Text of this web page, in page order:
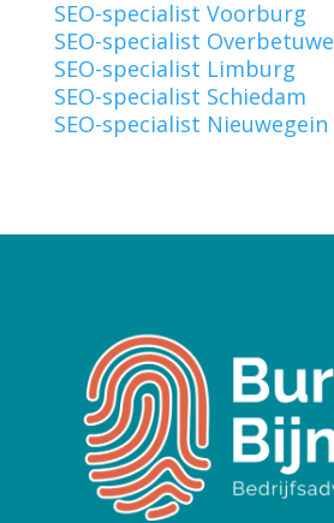
SEO-specialist Voorburg
SEO-specialist Overbetuwe
SEO-specialist Limburg
SEO-specialist Schiedam
SEO-specialist Nieuwegein